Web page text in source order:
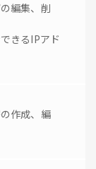
編集、削
きるIPアド
作成、編